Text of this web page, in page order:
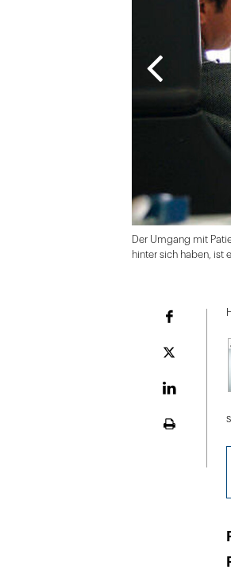
Der Umgang mit
hinter sich haben, ist
Plattform